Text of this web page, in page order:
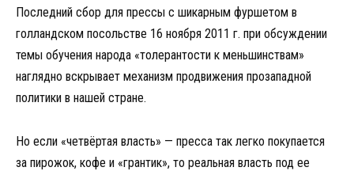
Последний сбор для прессы с шикарным фуршетом в
голландском посольстве 16 ноября 2011 г. при обсуждении
темы обучения народа «толерантости к меньшинствам»
наглядно вскрывает механизм продвижения прозападной
политики в нашей стране.
Но если «четвёртая власть» — пресса так легко покупается
за пирожок, кофе и «грантик», то реальная власть под ее